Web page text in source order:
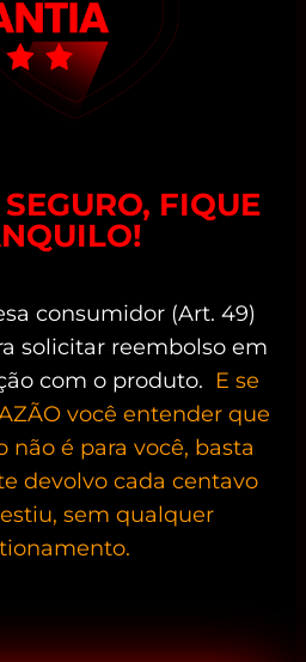
FIQUE
consumidor (Art. 49)
solicitar reembolso em
com o produto. E se
você entender que
é para você, basta
devolvo cada centavo
sem qualquer